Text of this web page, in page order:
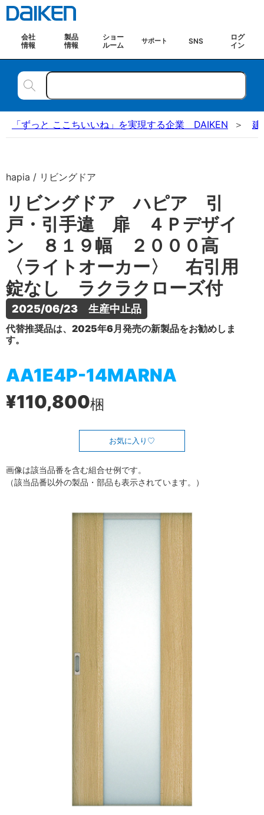
会社
情報
製品
情報
ショー
ルーム
サポート SNS
ログ
イン
「ずっと ここちいいね」を実現する企業 DAIKEN 建
hapia / リビングドア
リビングドア ハピア 引
戸・引手違 扉 ４Ｐデザイ
ン ８１９幅 ２０００高
〈ライトオーカー〉 右引用
錠なし ラクラクローズ付
2025/06/23　生産中止品
代替推奨品は、2025年6月発売の新製品をお勧めしま
す。
AA1E4P-14MARNA
¥110,800梱
お気に入り
画像は該当品番を含む組合せ例です。
（該当品番以外の製品・部品も表示されています。）